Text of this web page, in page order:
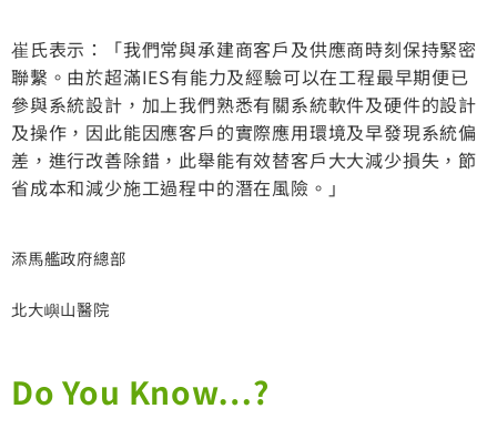
崔氏表示：「我們常與承建商客戶及供應商時刻保持緊密
聯繫。由於超滿IES有能力及經驗可以在工程最早期便已
參與系統設計，加上我們熟悉有關系統軟件及硬件的設計
及操作，因此能因應客戶的實際應用環境及早發現系統偏
差，進行改善除錯，此舉能有效替客戶大大減少損失，節
省成本和減少施工過程中的潛在風險。」
添馬艦政府總部
北大嶼山醫院
Do You Know…?